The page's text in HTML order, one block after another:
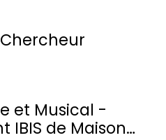
et Musical -
IBIS de Maisons-